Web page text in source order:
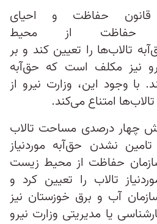
به‌موجب ماده ۲ قانون حفاظت و احیای
حفاظت از محیط‌
تالاب‌ها را تعیین کند و بر
نیز مکلف است که حق‌آبه‌
با وجود این، وزارت نیرو از
امتناع می‌کند.
چهار درصدی مساحت تالاب
نشدن حق‌آبه موردنیاز
حفاظت از محیط‌ زیست
تالاب را تعیین کرد و
آب و برق خوزستان نیز
یا مدیریتی وزارت نیرو